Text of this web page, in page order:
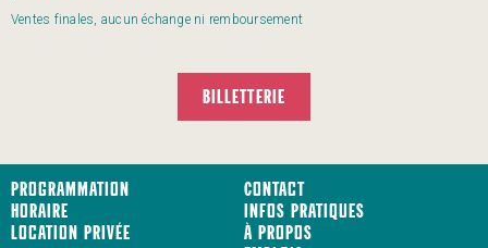
Ventes finales, aucun échange ni remboursement
BILLETTERIE
Programmation
Horaire
Location privée
Contact
Infos pratiques
À propos